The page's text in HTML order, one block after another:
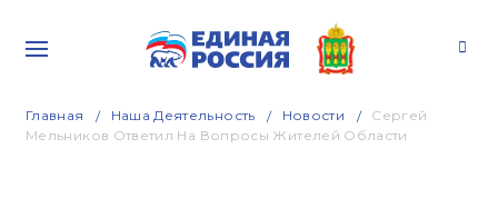
Главная Наша Деятельность Новости
Сергей
Мельников Ответил На Вопросы Жителей Области